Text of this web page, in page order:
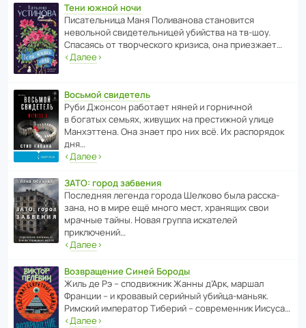
Тени южной ночи
Писа­тель­ница Маня Поли­ва­нова стано­вится
невольной свиде­тель­ницей убийства на тв-шоу.
Спасаясь от твор­че­с­кого кризиса, она приезжает…
‹Далее›
Восьмой свидетель
Руби Джонсон рабо­тает няней и горни­чной
в богатых семьях, живущих на прес­ти­жной улице
Манх­эт­тена. Она знает про них всё. Их распо­рядок
дня…
‹Далее›
ЗАТО: город забвения
После­дняя легенда города Шелково была расска­
зана, но в мире ещё много мест, хранящих свои
мрачные тайны. Новая группа иска­телей
приключений…
‹Далее›
Возвращение Синей Бороды
Жиль де Рэ – спод­ви­жник Жанны д’Арк, маршал
Франции – и кровавый серийный убийца-маньяк.
Римский импе­ратор Тиберий – совре­менник Иисуса…
‹Далее›